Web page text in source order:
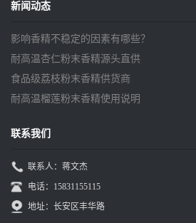
新闻动态
影响香精不稳定的因素有哪些？
耐高温杏仁粉末香精源头直供
食品级荔枝粉末香精供货商
耐高温榴莲粉末香精使用说明
联系我们
联系人：蒋文杰
电话：15831155115
地址：长安区丰华路